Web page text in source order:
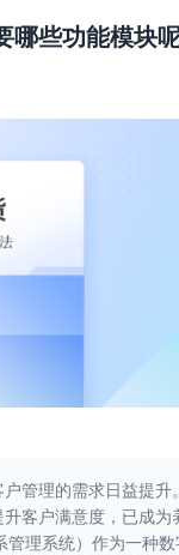
哪些功能模块
管理的需求日益提升
客户满意度，已成为
管理系统）作为一种